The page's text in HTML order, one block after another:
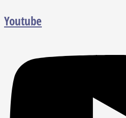
Youtube